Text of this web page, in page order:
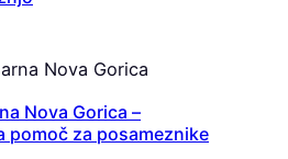
Nova Gorica –
pomoč za posameznike